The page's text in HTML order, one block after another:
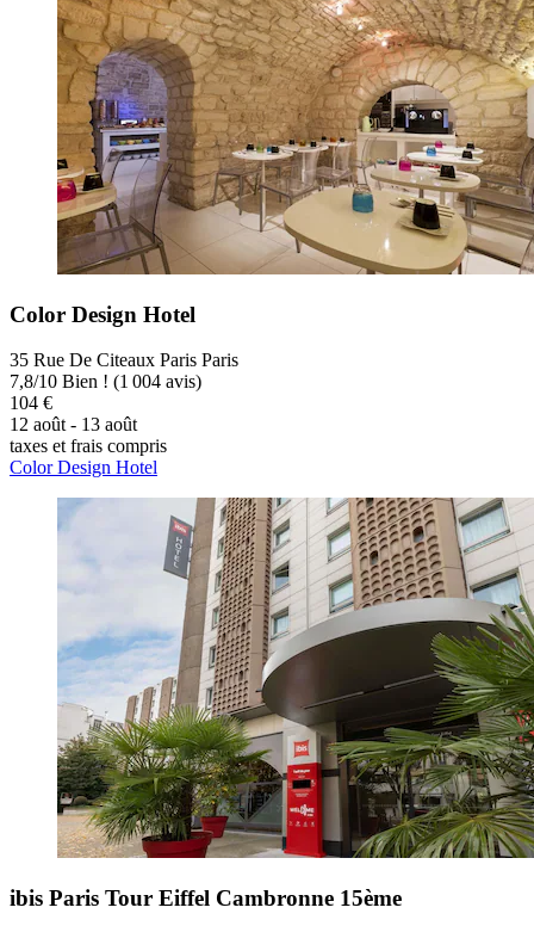
Color Design Hotel
35 Rue De Citeaux Paris Paris
7,8/10 Bien ! (1 004 avis)
104 €
12 août - 13 août
taxes et frais compris
Color Design Hotel
ibis Paris Tour Eiffel Cambronne 15ème